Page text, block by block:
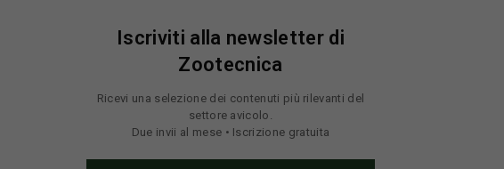
Iscriviti alla newsletter di
Zootecnica
Ricevi una selezione dei contenuti più rilevanti del
settore avicolo.
Due invii al mese • Iscrizione gratuita